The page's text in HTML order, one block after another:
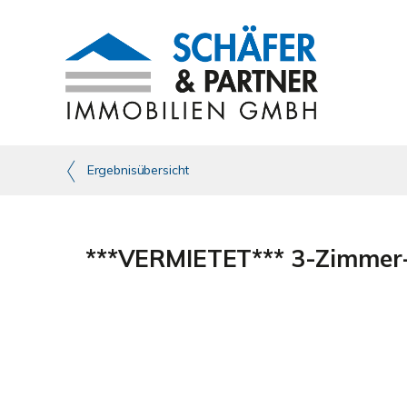
Ergebnisübersicht
***VERMIETET*** 3-